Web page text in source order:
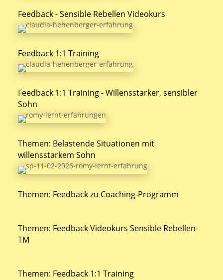
Feedback - Sensible Rebellen Videokurs
Feedback 1:1 Training
Feedback 1:1 Training - Willensstarker, sensibler
Sohn
Themen: Belastende Situationen mit
willensstarkem Sohn
Themen: Feedback zu Coaching-Programm
Themen: Feedback Videokurs Sensible Rebellen-
TM
Themen: Feedback 1:1 Training